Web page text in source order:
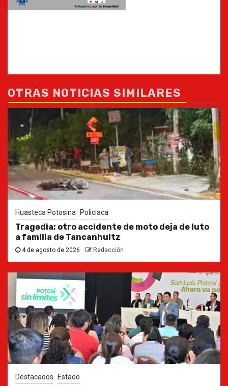
OTRAS NOTICIAS SIMILARES
Huasteca Potosina Policiaca
Tragedia; otro accidente de moto deja de luto
a familia de Tancanhuitz
4 de agosto de 2026 Redacción
Destacados Estado